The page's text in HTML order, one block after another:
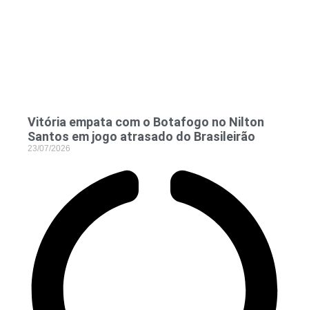
Vitória empata com o Botafogo no Nilton
Santos em jogo atrasado do Brasileirão
23/07/2026